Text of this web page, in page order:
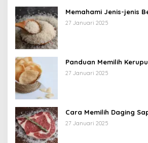
Memahami Jenis-jenis
27 Januari 2025
Panduan Memilih
27 Januari 2025
Cara Memilih Daging
27 Januari 2025